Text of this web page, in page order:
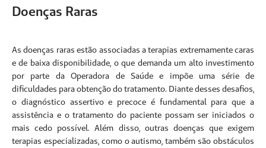
Doenças Raras
As doenças raras estão associadas a terapias extremamente caras
e de baixa disponibilidade, o que demanda um alto investimento
por parte da Operadora de Saúde e impõe uma série de
dificuldades para obtenção do tratamento. Diante desses desafios,
o diagnóstico assertivo e precoce é fundamental para que a
assistência e o tratamento do paciente possam ser iniciados o
mais cedo possível. Além disso, outras doenças que exigem
terapias especializadas, como o autismo, também são obstáculos